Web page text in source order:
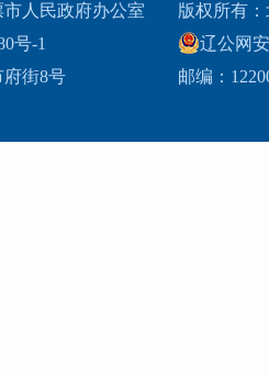
人民政府办公室
号-1
街8号
版权所有
辽公网
邮编：